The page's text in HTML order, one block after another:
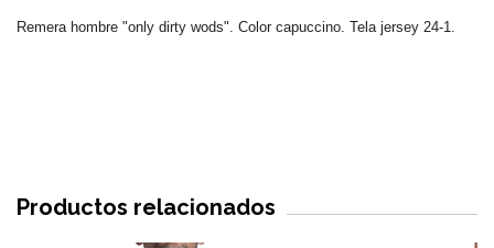
Remera hombre "only dirty wods". Color capuccino. Tela jersey 24-1.
Productos relacionados